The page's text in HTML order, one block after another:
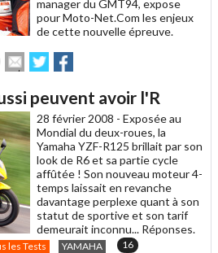
manager du GMT94, expose
pour Moto-Net.Com les enjeux
de cette nouvelle épreuve.
Envoyer
cet
à
un
ami
Partager
sur sur
peuvent avoir l'R
28 février 2008 - Exposée au
Mondial du deux-roues, la
Yamaha YZF-R125 brillait par son
look de R6 et sa partie cycle
affûtée ! Son nouveau moteur 4-
temps laissait en revanche
davantage perplexe quant à son
statut de sportive et son tarif
demeurait inconnu... Réponses.
les Tests YAMAHA 16